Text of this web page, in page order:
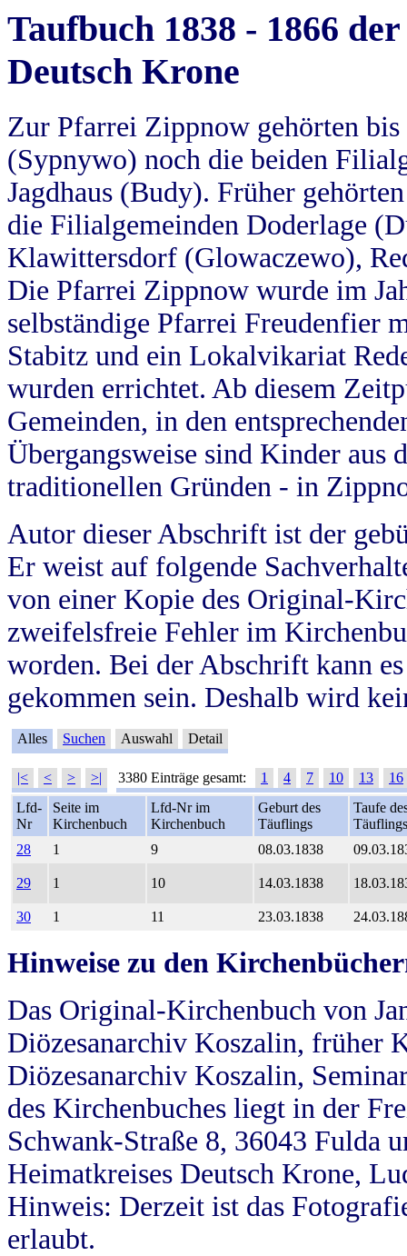
Taufbuch 1838 - 1866
Deutsch Krone
Zur Pfarrei Zippnow gehörten
(Sypnywo) noch die beiden
Jagdhaus (Budy). Früher
die Filialgemeinden Doderlage
Klawittersdorf (Glowaczewo),
Die Pfarrei Zippnow wurde im
selbständige Pfarrei Freudenfier
Stabitz und ein Lokalvikariat
wurden errichtet. Ab diesem
Gemeinden, in den
Übergangsweise sind Kinder aus
traditionellen Gründen - in
Autor dieser Abschrift ist der
Er weist auf folgende
von einer Kopie des Original-
zweifelsfreie Fehler im
worden. Bei der Abschrift kann
gekommen sein. Deshalb wird
Alles Suchen Auswahl Detail
|< < > >| 3380 Einträge gesamt: 1 4 7 10 13
16
Lfd-
Nr
Seite im
Kirchenbuch
Lfd-Nr im
Kirchenbuch
Geburt des
Täuflings
Taufe
Täuflings
28
1 9 08.03.1838
29 1 10 14.03.1838
30 1 11 23.03.1838
Hinweise zu den
Das Original-Kirchenbuch von
Diözesanarchiv Koszalin, früher
Diözesanarchiv Koszalin,
des Kirchenbuches liegt in der
Schwank-Straße 8, 36043 Fulda
Heimatkreises Deutsch Krone,
Hinweis: Derzeit ist das
erlaubt.